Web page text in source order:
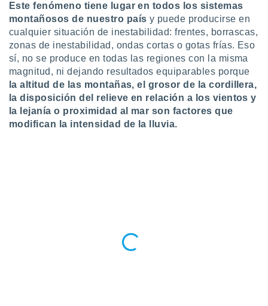
aunque
no
Puedes
acceder a
web a
abono
Este fenómeno tiene lugar en todos los sistemas
montañosos de nuestro país y puede producirse en
cualquier situación de inestabilidad: frentes, borrascas,
zonas de inestabilidad, ondas cortas o gotas frías. Eso
sí, no se produce en todas las regiones con la misma
magnitud, ni dejando resultados equiparables porque
la altitud de las montañas, el grosor de la cordillera,
la disposición del relieve en relación a los vientos y
la lejanía o proximidad al mar son factores que
modifican la intensidad de la lluvia.